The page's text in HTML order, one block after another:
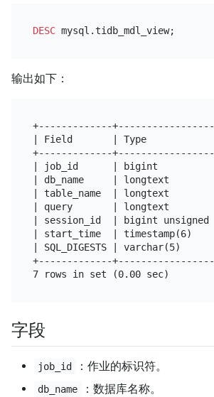
DESC
输出如下：
+-------------
| Field       | Type
+-------------
| job_id      | bigint
| db_name     | longtext
| table_name  | longtext
| query       | longtext
| session_id  | bigint
| start_time  |
| SQL_DIGESTS |
+-------------
字段
job_id ：作业的标识符。
db_name ：数据库名称。